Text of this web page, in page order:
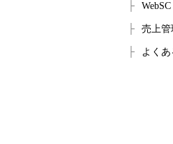
売上
よくあ